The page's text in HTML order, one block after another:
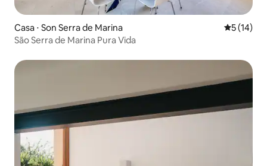
Casa ⋅ Son Serra de Marina 5 de uma
5 (14)
São Serra de Marina Pura Vida